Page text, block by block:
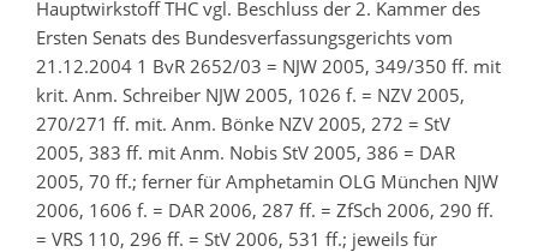
Hauptwirkstoff THC vgl. Beschluss der 2. Kammer des
Ersten Senats des Bundesverfassungsgerichts vom
21.12.2004 1 BvR 2652/03 = NJW 2005, 349/350 ff. mit
krit. Anm. Schreiber NJW 2005, 1026 f. = NZV 2005,
270/271 ff. mit. Anm. Bönke NZV 2005, 272 = StV
2005, 383 ff. mit Anm. Nobis StV 2005, 386 = DAR
2005, 70 ff.; ferner für Amphetamin OLG München NJW
2006, 1606 f. = DAR 2006, 287 ff. = ZfSch 2006, 290 ff.
= VRS 110, 296 ff. = StV 2006, 531 ff.; jeweils für